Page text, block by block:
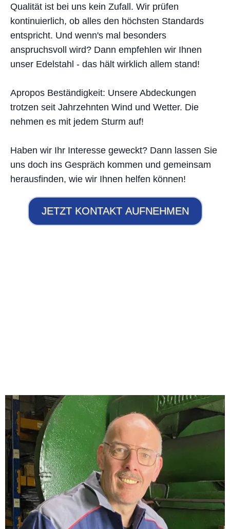
Qualität ist bei uns kein Zufall. Wir prüfen
kontinuierlich, ob alles den höchsten Standards
entspricht. Und wenn's mal besonders
anspruchsvoll wird? Dann empfehlen wir Ihnen
unser Edelstahl - das hält wirklich allem stand!
Apropos Beständigkeit: Unsere Abdeckungen
trotzen seit Jahrzehnten Wind und Wetter. Die
nehmen es mit jedem Sturm auf!
Haben wir Ihr Interesse geweckt? Dann lassen Sie
uns doch ins Gespräch kommen und gemeinsam
herausfinden, wie wir Ihnen helfen können!
JETZT KONTAKT AUFNEHMEN